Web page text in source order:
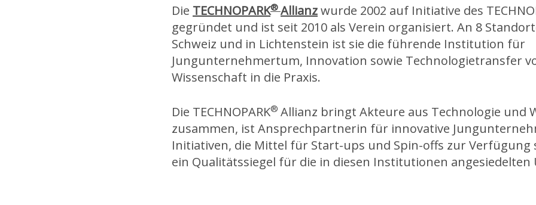
Die TECHNOPARK® Allianzwurde 2002 auf Initiative des
gegründet und ist seit 2010 als Verein organisiert. An 8
Schweiz und in Lichtenstein ist sie die führende Institution für
Jungunternehmertum, Innovation sowie Technologietransfer
Wissenschaft in die Praxis.
Die TECHNOPARK® Allianz bringt Akteure aus Technologie und
zusammen, ist Ansprechpartnerin für innovative
Initiativen, die Mittel für Start-ups und Spin-offs zur Verfügung
ein Qualitätssiegel für die in diesen Institutionen angesiedelten